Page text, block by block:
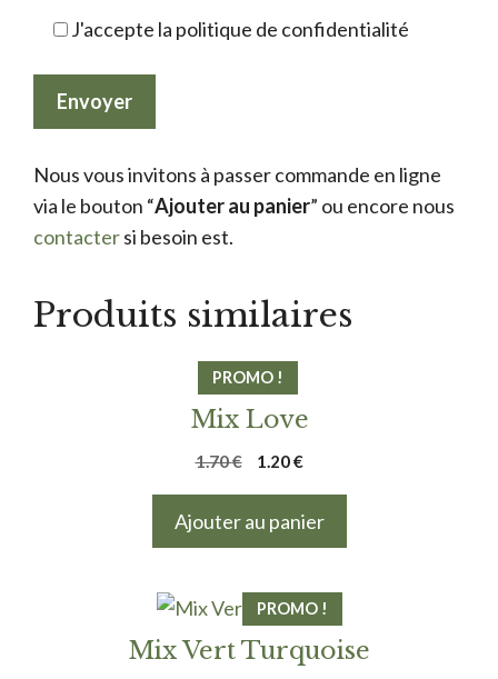
J'accepte la politique de confidentialité
Nous vous invitons à passer commande en ligne
via le bouton “Ajouter au panier” ou encore nous
contactersi besoin est.
Produits similaires
PROMO !
Mix Love
1.70€
Le
1.20€Le
actuel
Ajouter au panier
PROMO !
Mix Vert Turquoise